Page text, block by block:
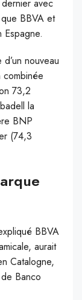
dernier avec
BBVA et
nouveau
73,2
la
BNP
(74,3
BBVA
aurait
Catalogne,
Banco